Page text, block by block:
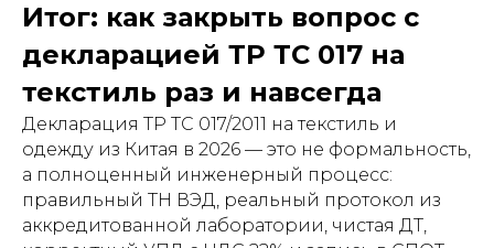
Итог: как закрыть вопрос с
декларацией ТР ТС 017 на
текстиль раз и навсегда
Декларация ТР ТС 017/2011 на текстиль и
одежду из Китая в 2026 — это не формальность,
а полноценный инженерный процесс:
правильный ТН ВЭД, реальный протокол из
аккредитованной лаборатории, чистая ДТ,